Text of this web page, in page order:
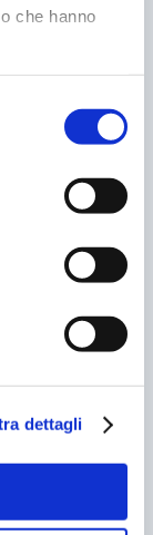
che hanno
dettagli
PROSSIMO
PICCOLA GUIDA